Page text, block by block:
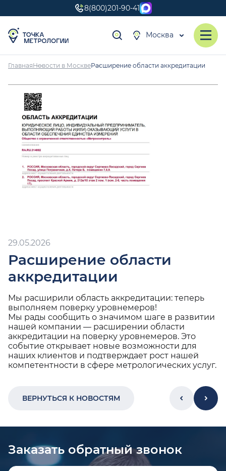
8(800)201-90-41
Москва
ГлавнаяНовости в МосквеРасширение области аккредитации
29.05.2026
Расширение области
аккредитации
Мы расширили область аккредитации: теперь
выполняем поверку уровнемеров!
Мы рады сообщить о значимом шаге в развитии
нашей компании — расширении области
аккредитации на поверку уровнемеров. Это
событие открывает новые возможности для
наших клиентов и подтверждает рост нашей
компетентности в сфере метрологических услуг.
ВЕРНУТЬСЯ К НОВОСТЯМ
Заказать обратный звонок